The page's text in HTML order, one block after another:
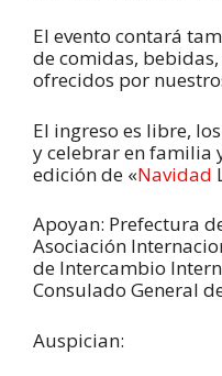
El evento contará
de comidas,
ofrecidos por
El ingreso es libre,
y celebrar en familia
edición de «Navidad
Apoyan: Prefectura
Asociación
de Intercambio
Consulado General
Auspician: